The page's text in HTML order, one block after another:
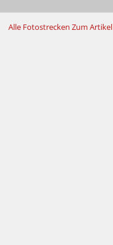
Alle Fotostrecken Zum Artikel